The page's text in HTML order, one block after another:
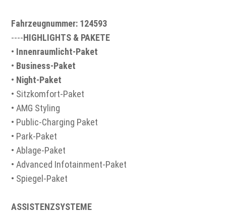
Fahrzeugnummer: 124593
----HIGHLIGHTS & PAKETE
• Innenraumlicht-Paket
• Business-Paket
• Night-Paket
• Sitzkomfort-Paket
• AMG Styling
• Public-Charging Paket
• Park-Paket
• Ablage-Paket
• Advanced Infotainment-Paket
• Spiegel-Paket
ASSISTENZSYSTEME